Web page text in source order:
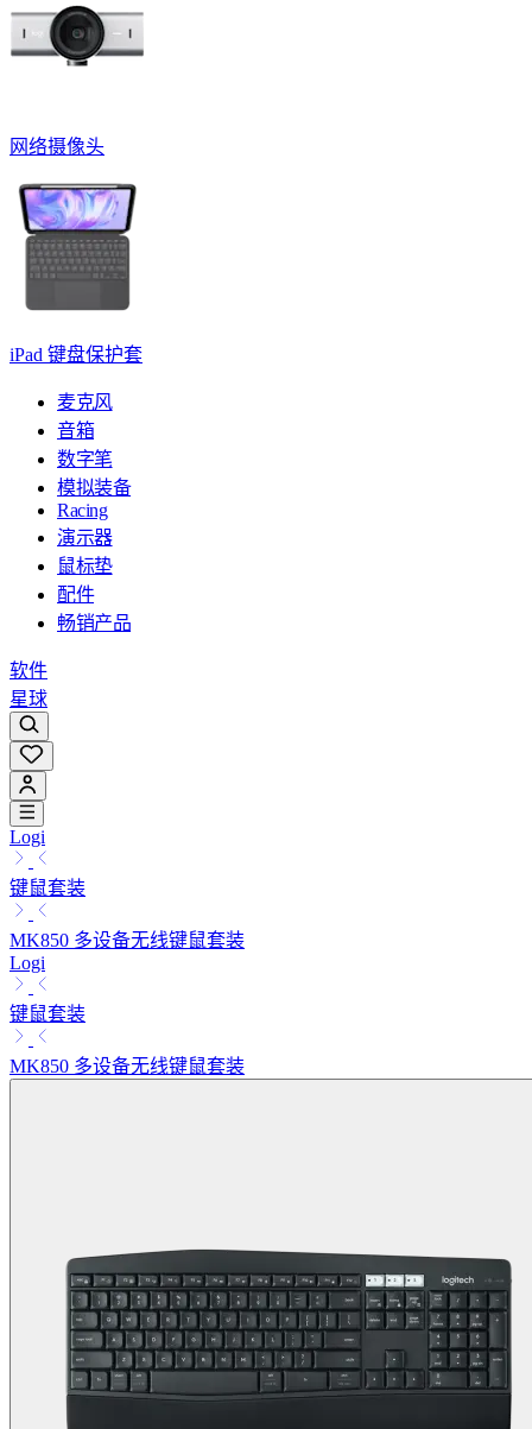
网络摄像头
iPad 键盘保护套
麦克风
音箱
数字笔
模拟装备
Racing
演示器
鼠标垫
配件
畅销产品
软件
星球
Logi
键鼠套装
MK850 多设备无线键鼠套装
Logi
键鼠套装
MK850 多设备无线键鼠套装